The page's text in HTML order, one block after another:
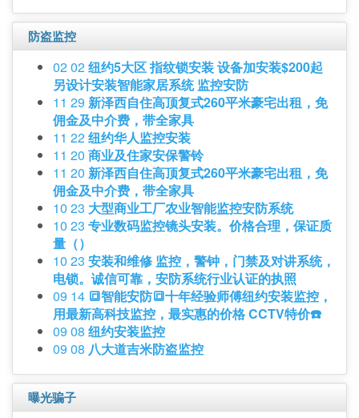
防盗监控
02 02纽约5大区 指纹锁安装 设备加安装$200起
另设计安装智能家居系统 监控安防
11 29 新泽西自住高顶复式260平米豪宅出租，免
佣金及中介费，带全家具
11 22纽约华人监控安装
11 20 商业及住家安保警铃
11 20 新泽西自住高顶复式260平米豪宅出租，免
佣金及中介费，带全家具
10 23 大型商业工厂农业智能监控安防系统
10 23 专业数码监控镜头安装。价格合理，保证质
量（）
10 23 安装和维修 监控，警钟，门禁及对讲系统，
电锁。诚信可靠，安防系统行业认证的执照
09 14 🔳智能安防🔳十年经验师傅纽约安装监控，
用最新高科技监控，最实惠的价格 CCTV特价☎️
09 08 纽约安装监控
09 08 八大道吉米防盗监控
曝光骗子